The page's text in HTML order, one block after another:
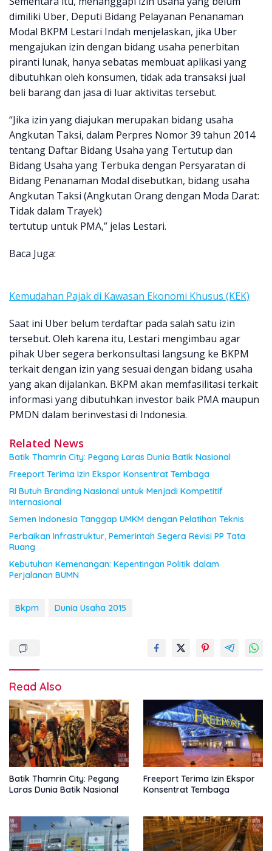
dimiliki Uber, Deputi Bidang Pelayanan Penanaman
Modal BKPM Lestari Indah menjelaskan, jika Uber
mengajukan izin dengan bidang usaha penerbitan
piranti lunak, hanya sebatas membuat aplikasi yang
dibutuhkan oleh konsumen, tidak ada transaksi jual
beli barang dan jasa di luar aktivitas tersebut.
“Jika izin yang diajukan merupakan bidang usaha
Angkutan Taksi, dalam Perpres Nomor 39 tahun 2014
tentang Daftar Bidang Usaha yang Tertutup dan
Bidang Usaha yang Terbuka dengan Persyaratan di
Bidang Penanaman Modal disebutkan, bidang usaha
Angkutan Taksi (Angkutan Orang dengan Moda Darat:
Tidak dalam Trayek)
tertutup untuk PMA,” jelas Lestari.
Baca Juga:
Kemudahan Pajak di Kawasan Ekonomi Khusus (KEK)
Saat ini Uber belum terdaftar pada salah satu izin
tersebut. Oleh karena itu, Lestari mengimbau agar
pihak Uber segera berkonsultasi langsung ke BKPM
terkait dengan izin yang sesuai dengan bidang usaha
yang akan dijalankan. BKPM akan memfasilitasi terkait
informasi yang dibutuhkan investor baik PMA maupun
PMDN dalam berinvestasi di Indonesia.
Related News
Batik Thamrin City: Pegang Laras Dunia Batik Nasional
Freeport Terima Izin Ekspor Konsentrat Tembaga
RI Butuh Branding Nasional untuk Menjadi Kompetitif
Internasional
Semen Indonesia Tanggap UMKM dengan Pelatihan Teknis
Perbaikan Infrastruktur, Pemerintah Segera Revisi PP Tata
Ruang
Kebutuhan Kemenangan: Kepentingan Politik dalam
Perjalanan BUMN
Bkpm Dunia Usaha 2015
Read Also
Batik Thamrin City: Pegang
Laras Dunia Batik Nasional
Freeport Terima Izin Ekspor
Konsentrat Tembaga